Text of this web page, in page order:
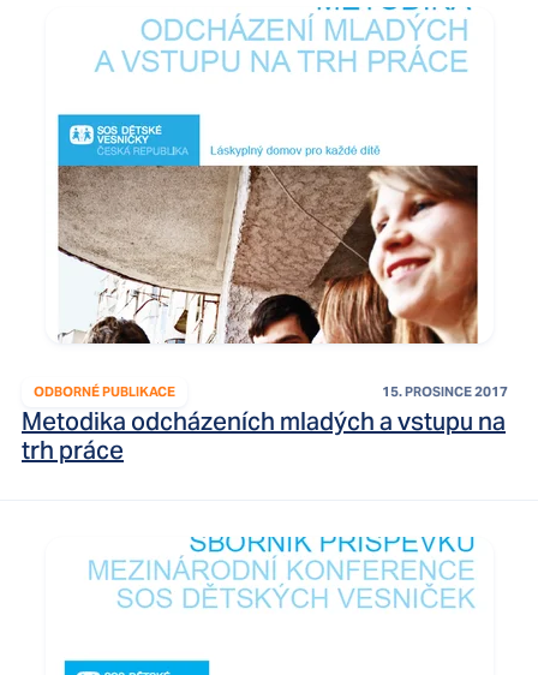
ODBORNÉ PUBLIKACE 15. PROSINCE 2017
Metodika odcházeních mladých a vstupu na
trh práce